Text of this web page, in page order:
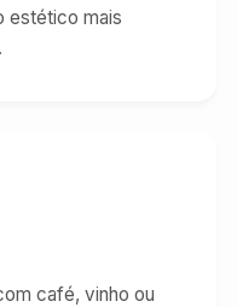
estético mais
café, vinho ou